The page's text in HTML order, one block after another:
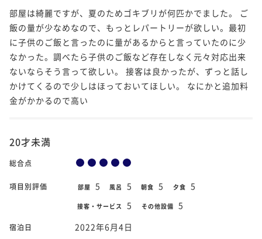
部屋は綺麗ですが、夏のためゴキブリが何匹かでました。 ご
飯の量が少なめなので、もっとレパートリーが欲しい。最初
に子供のご飯と言ったのに量があるからと言っていたのに少
なかった。調べたら子供のご飯など存在しなく元々対応出来
ないならそう言って欲しい。 接客は良かったが、ずっと話し
かけてくるので少しはほっておいてほしい。 なにかと追加料
金がかかるので高い
20才未満
総合点
項目別評価 部屋 5 風呂 5 朝食 5 夕食 5
接客・サービス 5 その他設備 5
宿泊日 2022年6月4日